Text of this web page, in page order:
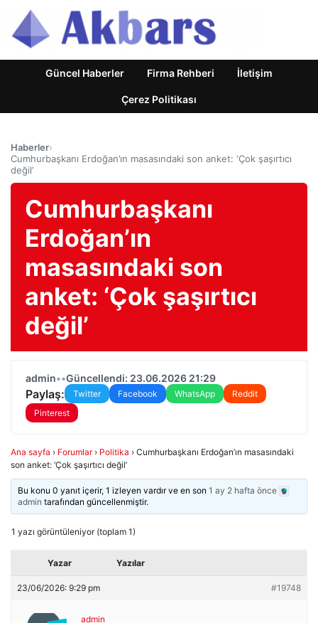
Güncel Haberler Firma Rehberi İletişim
Çerez Politikası
Haberler›
Cumhurbaşkanı Erdoğan’ın masasındaki son anket: ‘Çok şaşırtıcı
değil’
Cumhurbaşkanı
Erdoğan’ın
masasındaki son
anket: ‘Çok şaşırtıcı
değil’
admin••Güncellendi: 23.06.2026 21:29
Paylaş: Twitter Facebook WhatsApp
Reddit
Pinterest
Ana sayfa › Forumlar › Politika › Cumhurbaşkanı Erdoğan’ın masasındaki
son anket: ‘Çok şaşırtıcı değil’
Bu konu 0 yanıt içerir, 1 izleyen vardır ve en son1 ay 2 hafta önce
admin tarafından güncellenmiştir.
1 yazı görüntüleniyor (toplam 1)
Yazar Yazılar
23/06/2026: 9:29 pm #19748
admin